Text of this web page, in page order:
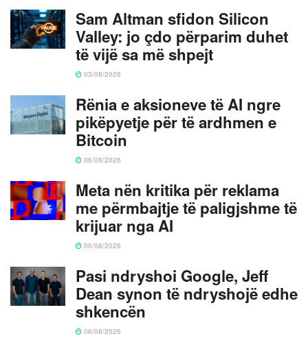
Sam Altman sfidon Silicon
Valley: jo çdo përparim duhet
të vijë sa më shpejt
03/08/2026
Rënia e aksioneve të AI ngre
pikëpyetje për të ardhmen e
Bitcoin
06/08/2026
Meta nën kritika për reklama
me përmbajtje të paligjshme të
krijuar nga AI
06/08/2026
Pasi ndryshoi Google, Jeff
Dean synon të ndryshojë edhe
shkencën
06/08/2026